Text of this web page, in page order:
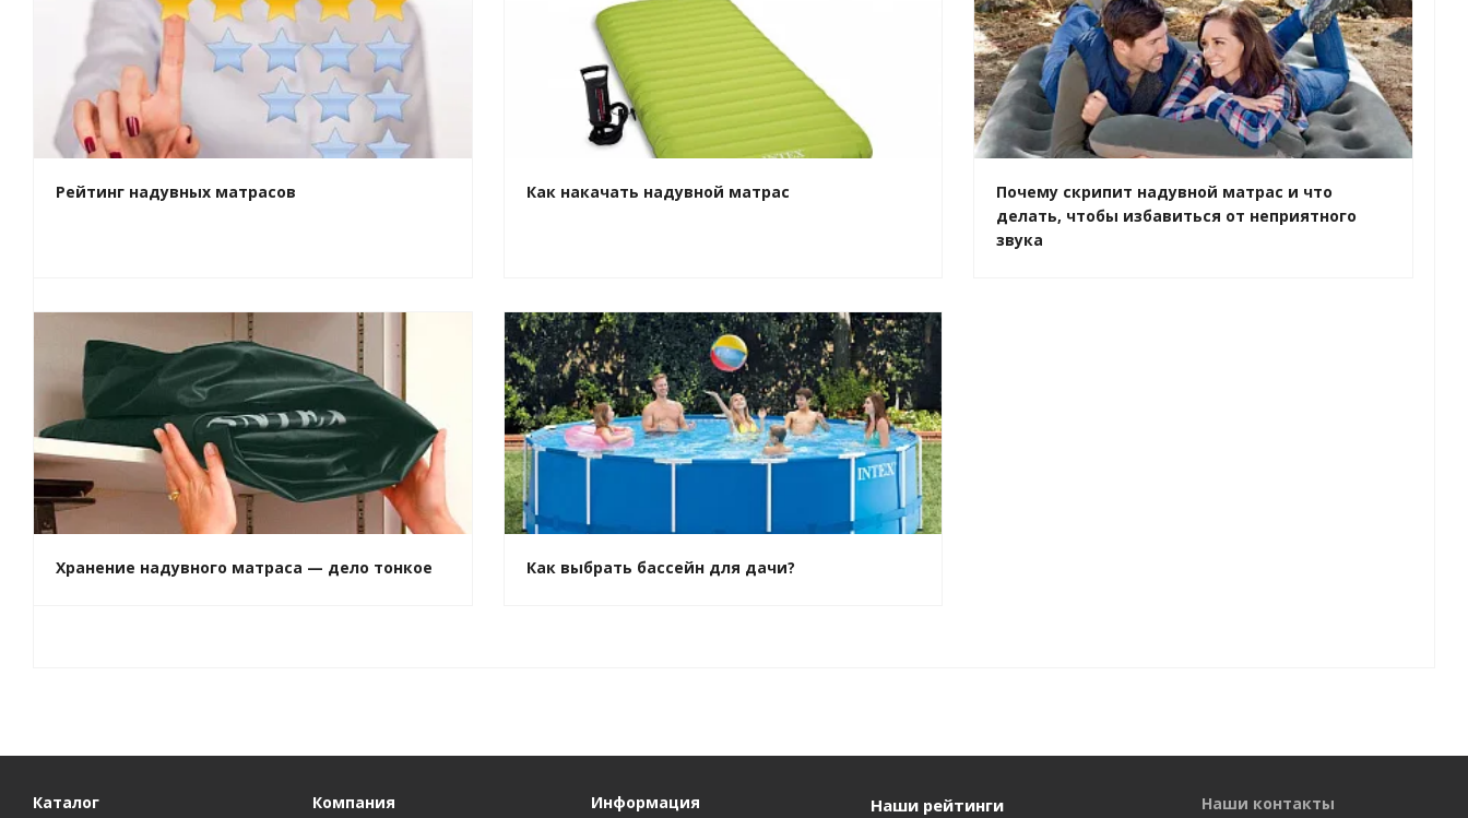
Рейтинг надувных матрасов Как накачать надувной матрас
Почему скрипит надувной матрас и что
делать, чтобы избавиться от неприятного
звука
Хранение надувного матраса — дело тонкое Как выбрать бассейн для дачи?
Каталог Компания Информация Наши рейтинги Наши контакты